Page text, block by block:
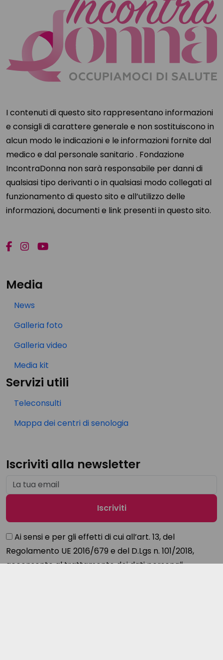
I contenuti di questo sito rappresentano informazioni
e consigli di carattere generale e non sostituiscono in
alcun modo le indicazioni e le informazioni fornite dal
medico e dal personale sanitario . Fondazione
IncontraDonna non sarà responsabile per danni di
qualsiasi tipo derivanti o in qualsiasi modo collegati al
funzionamento di questo sito e all’utilizzo delle
informazioni, documenti e link presenti in questo sito.
Media
News
Galleria foto
Galleria video
Media kit
Servizi utili
Teleconsulti
Mappa dei centri di senologia
Iscriviti alla newsletter
Ai sensi e per gli effetti di cui all’art. 13, del
Regolamento UE 2016/679 e del D.Lgs n. 101/2018,
acconsento al trattamento dei dati personali